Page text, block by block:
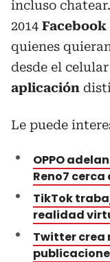
incluso
2014 Facebook
quienes
desde el
aplicación
Le puede
OPPO
Reno7 cerca
TikTok
realidad
Twitter crea